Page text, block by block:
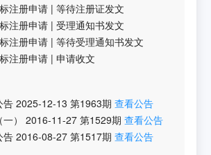
注册申请 |等待注册证发文
注册申请 |受理通知书发文
注册申请 |等待受理通知书发文
注册申请 |申请收文
告 2025-12-13 第1963期 查看公告
）
2016-11-27 第1529期 查看公告
告 2016-08-27 第1517期 查看公告